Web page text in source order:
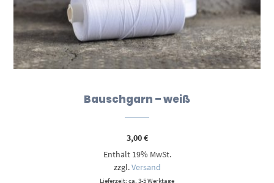
Bauschgarn – weiß
3,00€
Enthält 19% MwSt.
zzgl.Versand
Lieferzeit: ca. 3-5 Werktage